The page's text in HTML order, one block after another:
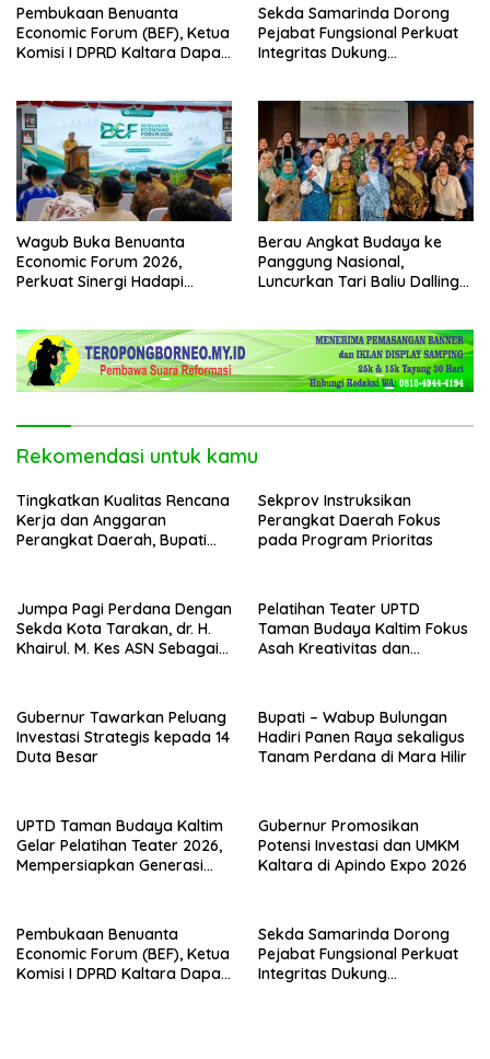
Pembukaan Benuanta
Economic Forum (BEF), Ketua
Komisi I DPRD Kaltara Dapat
Sekda Samarinda Dorong
Pejabat Fungsional Perkuat
Integritas Dukung
Wagub Buka Benuanta
Economic Forum 2026,
Perkuat Sinergi Hadapi
Berau Angkat Budaya ke
Panggung Nasional,
Luncurkan Tari Baliu Dalling
Rekomendasi untuk kamu
Tingkatkan Kualitas Rencana
Kerja dan Anggaran
Perangkat Daerah, Bupati
Sekprov Instruksikan
Perangkat Daerah Fokus
pada Program Prioritas
Jumpa Pagi Perdana Dengan
Sekda Kota Tarakan, dr. H.
Khairul. M. Kes ASN Sebagai
Pelatihan Teater UPTD
Taman Budaya Kaltim Fokus
Asah Kreativitas dan
Gubernur Tawarkan Peluang
Investasi Strategis kepada 14
Duta Besar
Bupati – Wabup Bulungan
Hadiri Panen Raya sekaligus
Tanam Perdana di Mara Hilir
UPTD Taman Budaya Kaltim
Gelar Pelatihan Teater 2026,
Mempersiapkan Generasi
Gubernur Promosikan
Potensi Investasi dan UMKM
Kaltara di Apindo Expo 2026
Pembukaan Benuanta
Economic Forum (BEF), Ketua
Komisi I DPRD Kaltara Dapat
Sekda Samarinda Dorong
Pejabat Fungsional Perkuat
Integritas Dukung